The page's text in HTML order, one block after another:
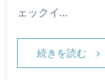
ェックイ…
続きを読む